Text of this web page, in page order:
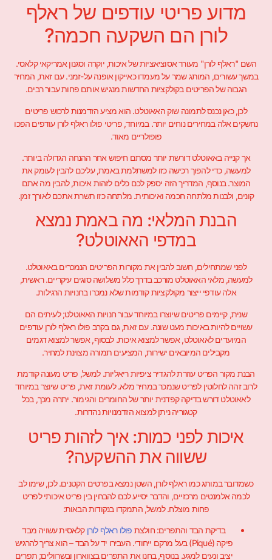
מדוע פריטי עודפים של ראלף
לורן הם השקעה חכמה?
השם "ראלף לורן" מעורר אסוציאציות של איכות, יוקרה וסגנון אמריקאי קלאסי.
במשך עשורים, המותג שמר על מעמדו כאייקון אופנה על-זמני. עם זאת, המחיר
הגבוה של הפריטים בקולקציות החדשות מנגיש אותם פחות עבור רבים.
לכן, כאן נכנס לתמונה שוק האאוטלט. הוא מציע הזדמנות לרכוש פריטים
נחשקים אלה במחירים נוחים יותר. במיוחד, פריטי פולו ראלף לורן עודפים הפכו
פופולריים מאוד.
אך קנייה באאוטלט דורשת יותר מסתם חיפוש אחר ההנחה הגדולה ביותר.
למעשה, כדי להפוך רכישה כזו למשתלמת באמת, עליכם להבין לעומק את
המוצר. בנוסף, המדריך הזה יספק לכם כלים לזהות איכות, להבין מה אתם
קונים, ולבנות מלתחה חכמה ואיכותית. מלתחה כזו תשרת אתכם לאורך זמן.
הבנת המלאי: מה באמת נמצא
במדפי האאוטלט?
לפני שמתחילים, חשוב להבין את מקורות הפריטים הנמכרים באאוטלט.
למעשה, מלאי האאוטלט מורכב בדרך כלל משלושה סוגים עיקריים. ראשית,
אלה עודפי ייצור מקולקציות קודמות שלא נמכרו בחנויות הרגילות.
שנית, קיימים פריטים שיוצרו במיוחד עבור חנויות האאוטלט; לעיתים הם
עשויים להיות באיכות מעט שונה. עם זאת, גם בקרב פולו ראלף לורן עודפים
המיועדים לאאוטלט, אפשר למצוא איכות. לבסוף, אפשר למצוא דגמים
מקבילים המיובאים ישירות, המציעים תמורה מצוינת למחיר.
הבנת מקור הפריט עוזרת להגדיר ציפיות ריאליות. למשל, פריט מעונה קודמת
לרוב זהה לחלוטין לפריט שנמכר במחיר מלא. לעומת זאת, פריט שיוצר במיוחד
לאאוטלט דורש בדיקה קפדנית יותר של החומרים והגימור. יתרה מכך, בכל
קטגוריה ניתן למצוא הזדמנויות נהדרות.
איכות לפני כמות: איך לזהות פריט
ששווה את ההשקעה?
כשמדובר במותג כמו ראלף לורן, השטן נמצא בפרטים הקטנים. לכן, שימו לב
לכמה אלמנטים מרכזיים, והדבר יסייע לכם להבחין בין פריט איכותי לפריט
פחות מוצלח. למשל, התמקדו בנקודות הבאות:
בדיקת הבד והתפרים: חולצת פולו ראלף לורן קלאסית עשויה מבד
פיקה (Piqué) בעל מרקם ייחודי. העבירו יד על הבד – הוא צריך להרגיש
יציב ונעים למגע. בנוסף, בחנו את התפרים בצווארון ובשרוולים; תפרים